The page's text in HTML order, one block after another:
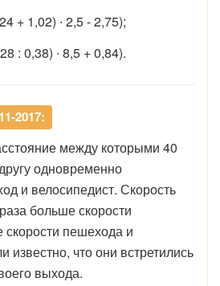
+ 1,02) ∙ 2,5 - 2,75);
: 0,38) ∙ 8,5 + 0,84).
2017:
между которыми 40
одновременно
и велосипедист. Скорость
больше скорости
пе­шехода и
известно, что они встретились
выхода.